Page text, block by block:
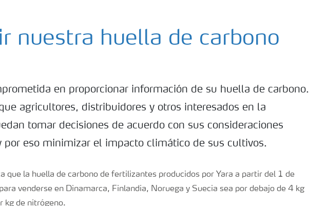
nuestra huella de carbono
en proporcionar información de su huella de carbono.
agricultores, distribuidores y otros interesados en la
tomar decisiones de acuerdo con sus consideraciones
por eso minimizar el impacto climático de sus cultivos.
que la huella de carbono de fertilizantes producidos por Yara a partir del 1 de
venderse en Dinamarca, Finlandia, Noruega y Suecia sea por debajo de 4 kg
kg de nitrógeno.